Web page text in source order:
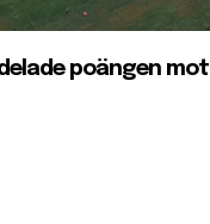
delade poängen mot